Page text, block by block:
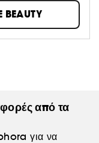
που σε
στο δέρμα να
ανάγκες σας
από τα
για να